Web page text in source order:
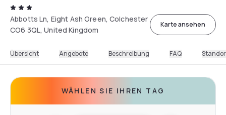
Abbotts Ln, Eight Ash Green, Colchester
CO6 3QL, United Kingdom
Karte ansehen
Übersicht Angebote Beschreibung FAQ
WÄHLEN SIE IHREN TAG